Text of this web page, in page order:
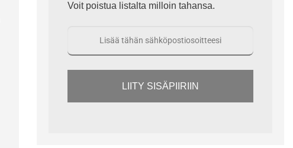
Voit poistua listalta milloin tahansa.
LIITY SISÄPIIRIIN